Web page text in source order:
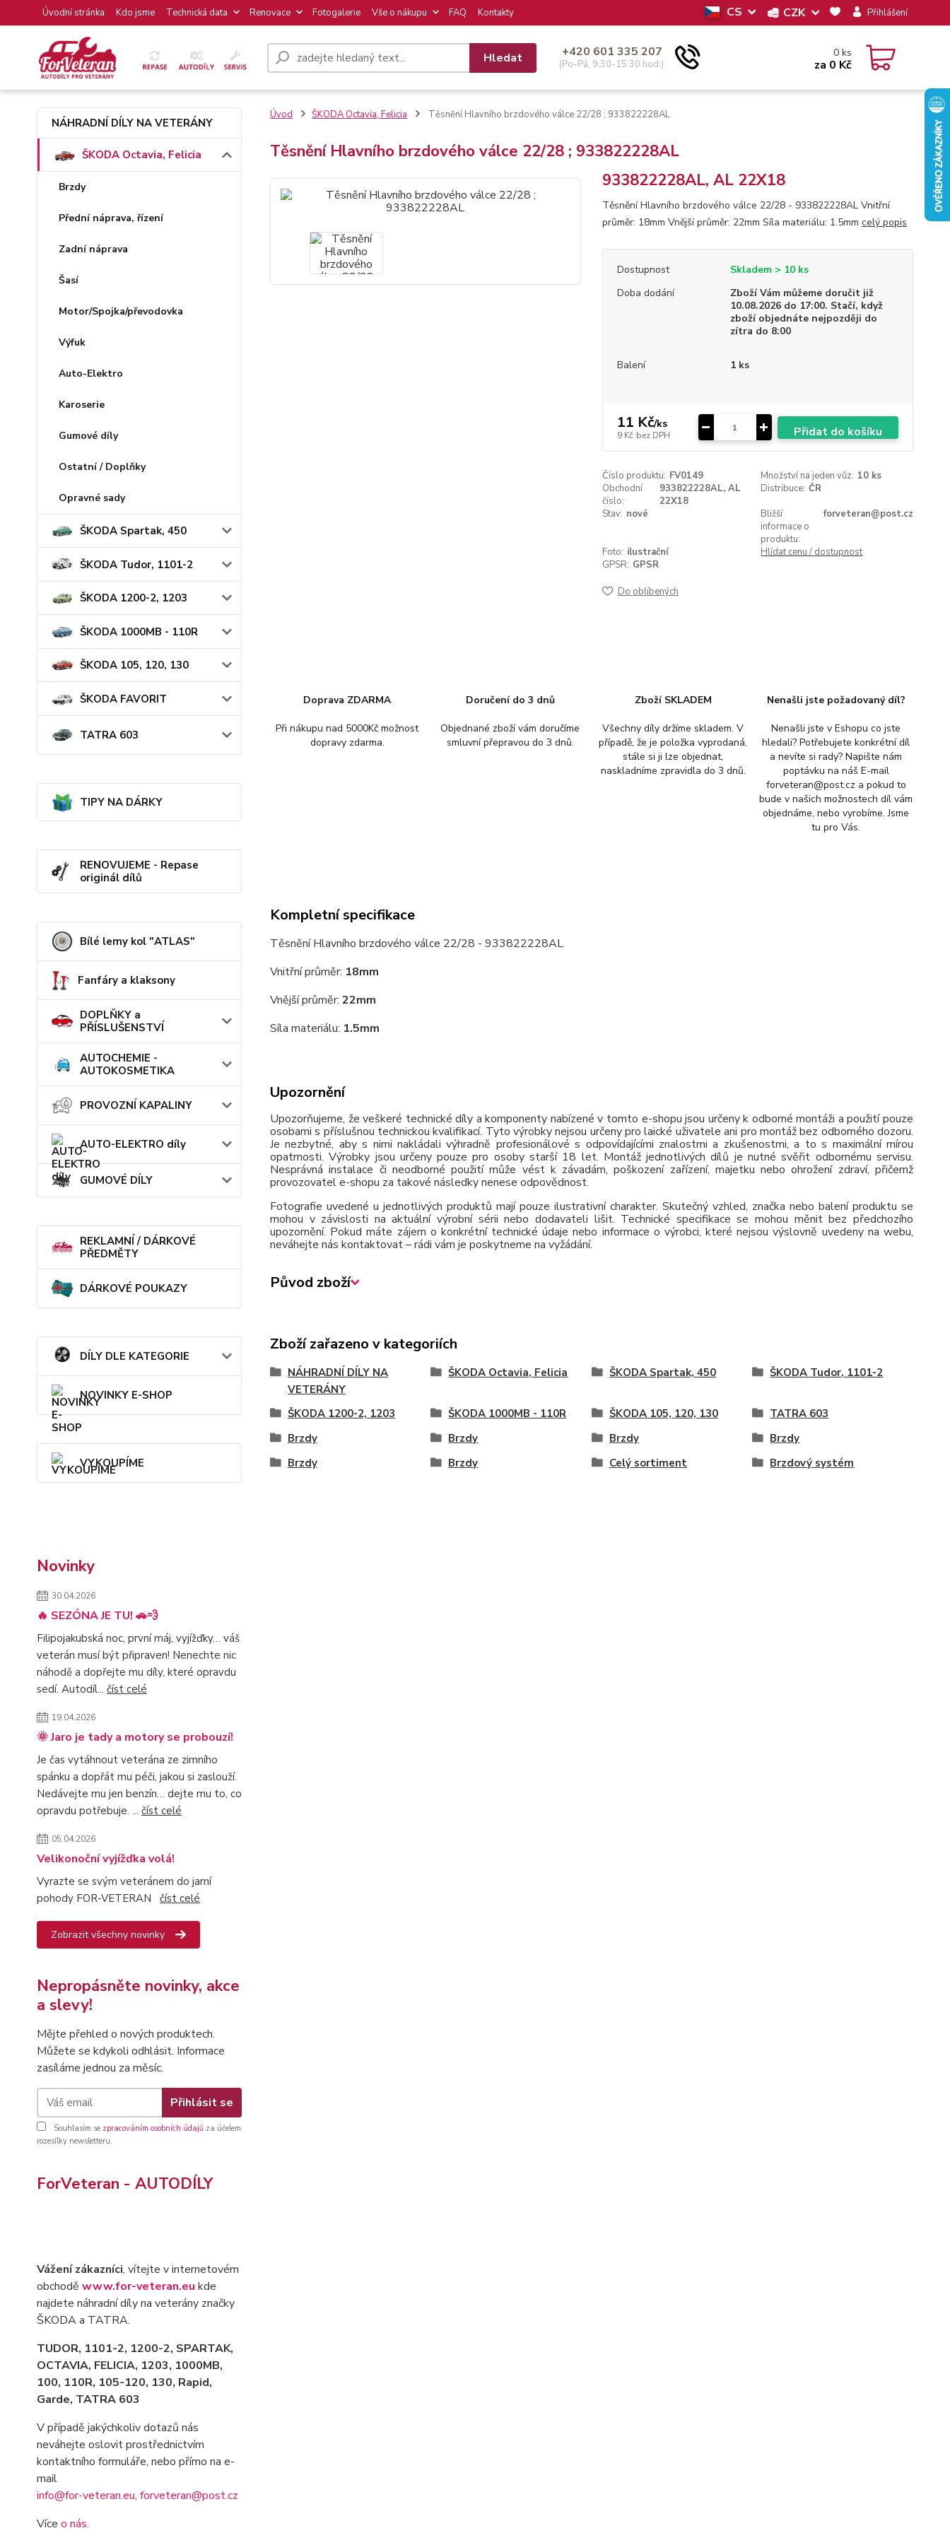
Úvodní stránka Kdo jsme Technická data Renovace Fotogalerie Vše o nákupu FAQ Kontakty CS CZK Přihlášení
Hledat +420 601 335 207
(Po-Pá, 9:30-15:30 hod.)
0 ks
za 0 Kč
NÁHRADNÍ DÍLY NA VETERÁNY
ŠKODA Octavia, Felicia
Brzdy
Přední náprava, řízení
Zadní náprava
Šasí
Motor/Spojka/převodovka
Výfuk
Auto-Elektro
Karoserie
Gumové díly
Ostatní / Doplňky
Opravné sady
ŠKODA Spartak, 450
ŠKODA Tudor, 1101-2
ŠKODA 1200-2, 1203
ŠKODA 1000MB - 110R
ŠKODA 105, 120, 130
ŠKODA FAVORIT
TATRA 603
TIPY NA DÁRKY
RENOVUJEME - Repase
originál dílů
Bílé lemy kol "ATLAS"
Fanfáry a klaksony
DOPLŇKY a
PŘÍSLUŠENSTVÍ
AUTOCHEMIE -
AUTOKOSMETIKA
PROVOZNÍ KAPALINY
AUTO-ELEKTRO díly
GUMOVÉ DÍLY
REKLAMNÍ / DÁRKOVÉ
PŘEDMĚTY
DÁRKOVÉ POUKAZY
DÍLY DLE KATEGORIE
NOVINKY E-SHOP
VYKOUPÍME
Novinky
30.04.2026
🔥 SEZÓNA JE TU! 🚗💨
Filipojakubská noc, první máj, vyjížďky… váš
veterán musí být připraven! Nenechte nic
náhodě a dopřejte mu díly, které opravdu
sedí. Autodíl... číst celé
19.04.2026
🌞 Jaro je tady a motory se probouzí!
Je čas vytáhnout veterána ze zimního
spánku a dopřát mu péči, jakou si zaslouží.
Nedávejte mu jen benzín… dejte mu to, co
opravdu potřebuje. ... číst celé
05.04.2026
Velikonoční vyjížďka volá!
Vyrazte se svým veteránem do jarní
pohody FOR-VETERAN číst celé
Zobrazit všechny novinky
Nepropásněte novinky, akce
a slevy!
Mějte přehled o nových produktech.
Můžete se kdykoli odhlásit. Informace
zasíláme jednou za měsíc.
Přihlásit se
Souhlasím se zpracováním osobních údajů za účelem
rozesílky newsletteru.
ForVeteran - AUTODÍLY
Vážení zákazníci, vítejte v internetovém
obchodě www.for-veteran.eu kde
najdete náhradní díly na veterány značky
ŠKODA a TATRA.
TUDOR, 1101-2, 1200-2, SPARTAK,
OCTAVIA, FELICIA, 1203, 1000MB,
100, 110R, 105-120, 130, Rapid,
Garde, TATRA 603
V případě jakýchkoliv dotazů nás
neváhejte oslovit prostřednictvím
kontaktního formuláře, nebo přímo na e-
mail
info@for-veteran.eu, forveteran@post.cz
Více o nás.
Úvod ŠKODA Octavia, Felicia Těsnění Hlavního brzdového válce 22/28 ; 933822228AL
Těsnění Hlavního brzdového válce 22/28 ; 933822228AL
933822228AL, AL 22X18
Těsnění Hlavního brzdového válce 22/28 - 933822228AL Vnitřní
průměr: 18mm Vnější průměr: 22mm Síla materiálu: 1.5mm celý popis
Dostupnost
Skladem > 10 ks
Doba dodání
Zboží Vám můžeme doručit již
10.08.2026 do 17:00. Stačí, když
zboží objednáte nejpozději do
zítra do 8:00
Balení 1 ks
11 Kč/ks
9 Kč bez DPH Přidat do košíku
Číslo produktu: FV0149 Množství na jeden vůz: 10 ks
Obchodní
číslo:
933822228AL, AL
22X18
Distribuce: ČR
Stav: nové
Bližší
informace o
produktu:
forveteran@post.cz
Foto: ilustrační
Hlídat cenu / dostupnost
GPSR: GPSR
Do oblíbených
Doprava ZDARMA
Při nákupu nad 5000Kč možnost
dopravy zdarma.
Doručení do 3 dnů
Objednané zboží vám doručíme
smluvní přepravou do 3 dnů.
Zboží SKLADEM
Všechny díly držíme skladem. V
případě, že je položka vyprodaná,
stále si ji lze objednat,
naskladníme zpravidla do 3 dnů.
Nenašli jste požadovaný díl?
Nenašli jste v Eshopu co jste
hledali? Potřebujete konkrétní díl
a nevíte si rady? Napište nám
poptávku na náš E-mail
forveteran@post.cz a pokud to
bude v našich možnostech díl vám
objednáme, nebo vyrobíme. Jsme
tu pro Vás.
Kompletní specifikace
Těsnění Hlavního brzdového válce 22/28 - 933822228AL
Vnitřní průměr: 18mm
Vnější průměr: 22mm
Síla materiálu: 1.5mm
Upozornění
Upozorňujeme, že veškeré technické díly a komponenty nabízené v tomto e-shopu jsou určeny k odborné montáži a použití pouze
osobami s příslušnou technickou kvalifikací. Tyto výrobky nejsou určeny pro laické uživatele ani pro montáž bez odborného dozoru.
Je nezbytné, aby s nimi nakládali výhradně profesionálové s odpovídajícími znalostmi a zkušenostmi, a to s maximální mírou
opatrnosti. Výrobky jsou určeny pouze pro osoby starší 18 let. Montáž jednotlivých dílů je nutné svěřit odbornému servisu.
Nesprávná instalace či neodborné použití může vést k závadám, poškození zařízení, majetku nebo ohrožení zdraví, přičemž
provozovatel e-shopu za takové následky nenese odpovědnost.
Fotografie uvedené u jednotlivých produktů mají pouze ilustrativní charakter. Skutečný vzhled, značka nebo balení produktu se
mohou v závislosti na aktuální výrobní sérii nebo dodavateli lišit. Technické specifikace se mohou měnit bez předchozího
upozornění. Pokud máte zájem o konkrétní technické údaje nebo informace o výrobci, které nejsou výslovně uvedeny na webu,
neváhejte nás kontaktovat – rádi vám je poskytneme na vyžádání.
Původ zboží
Zboží zařazeno v kategoriích
NÁHRADNÍ DÍLY NA
VETERÁNY
ŠKODA Octavia, Felicia ŠKODA Spartak, 450 ŠKODA Tudor, 1101-2
ŠKODA 1200-2, 1203 ŠKODA 1000MB - 110R ŠKODA 105, 120, 130
TATRA 603
Brzdy
Brzdy Brzdy
Brzdy
Brzdy
Brzdy Celý sortiment Brzdový systém